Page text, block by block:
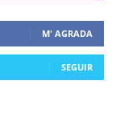
M' AGRADA
SEGUIR